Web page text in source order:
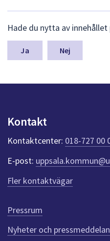
ä
m
a
y
n
t
r
ö
e
n
n
Hade du nytta av innehållet
Nej
Kontakt
Kontaktcenter: 018-727 00
E-post:
Fler kontaktvägar
Pressrum
Nyheter och